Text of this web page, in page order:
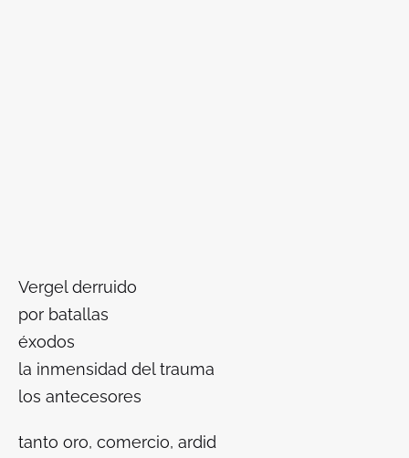
Vergel derruido
por batallas
éxodos
la inmensidad del trauma
los antecesores
tanto oro, comercio, ardid